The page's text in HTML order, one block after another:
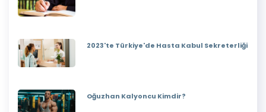
2023'te Türkiye'de Hasta Kabul Sekreterliği
Oğuzhan Kalyoncu Kimdir?